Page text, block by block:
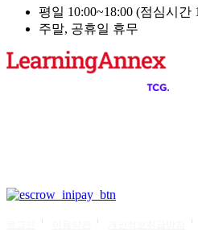
평일 10:00~18:00 (점심시간
주말, 공휴일 휴무